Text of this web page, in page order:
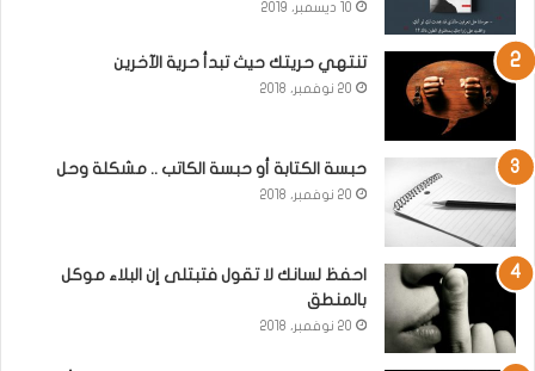
10 ديسمبر، 2019
تنتهي حريتك حيث تبدأ حرية الآخرين
20 نوفمبر، 2018
حبسة الكتابة أو حبسة الكاتب .. مشكلة وحل
20 نوفمبر، 2018
احفظ لسانك لا تقول فتبتلى إن البلاء موكل
بالمنطق
20 نوفمبر، 2018